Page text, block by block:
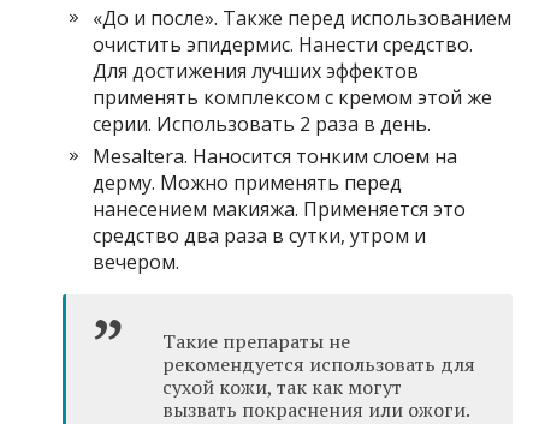
«До и после». Также перед использованием
очистить эпидермис. Нанести средство.
Для достижения лучших эффектов
применять комплексом с кремом этой же
серии. Использовать 2 раза в день.
Mesaltera. Наносится тонким слоем на
дерму. Можно применять перед
нанесением макияжа. Применяется это
средство два раза в сутки, утром и
вечером.
Такие препараты не
рекомендуется использовать для
сухой кожи, так как могут
вызвать покраснения или ожоги.